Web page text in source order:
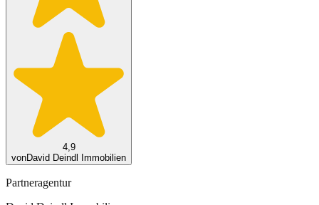
4,9
vonDavid Deindl Immobilien
Partneragentur